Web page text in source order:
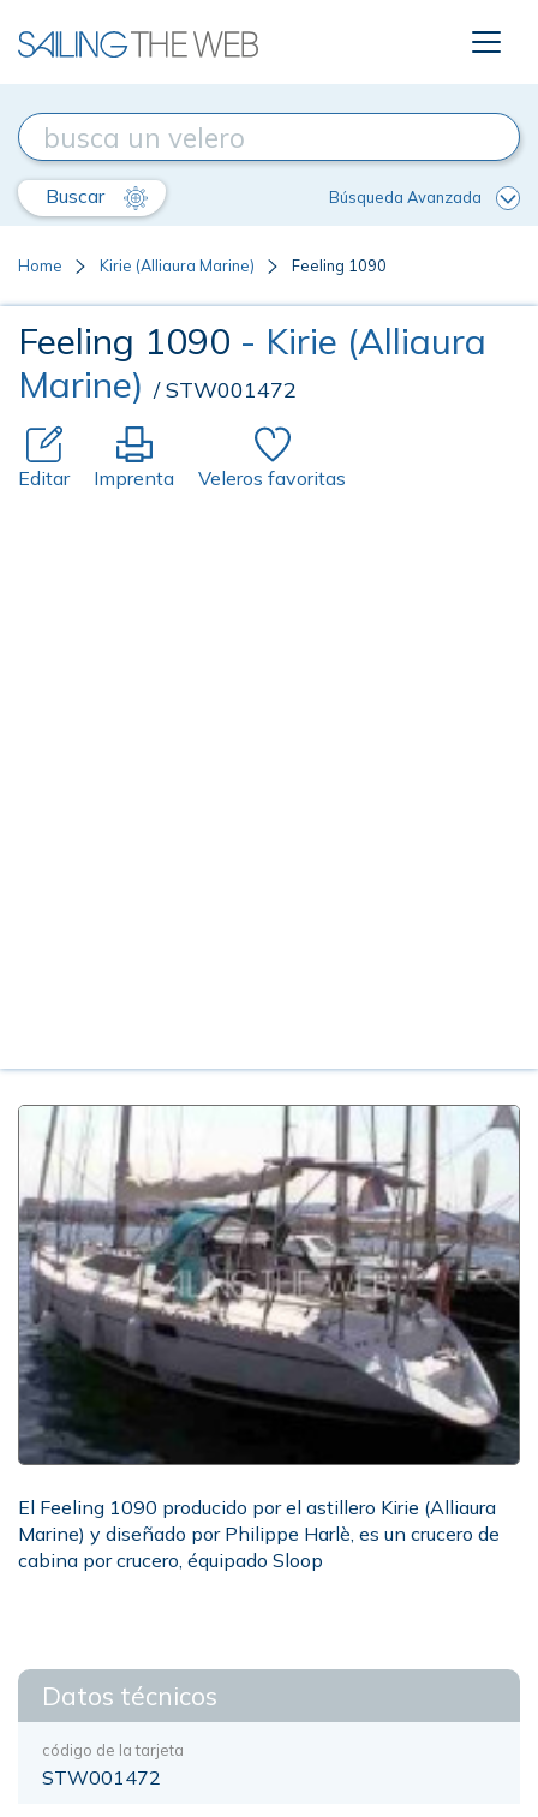
Buscar Búsqueda Avanzada
Home Kirie (Alliaura Marine) Feeling 1090
Feeling 1090 - Kirie (Alliaura
Marine) / STW001472
Editar Imprenta Veleros favoritas
El Feeling 1090 producido por el astillero Kirie (Alliaura
Marine) y diseñado por Philippe Harlè, es un crucero de
cabina por crucero, équipado Sloop
Datos técnicos
código de la tarjeta
STW001472